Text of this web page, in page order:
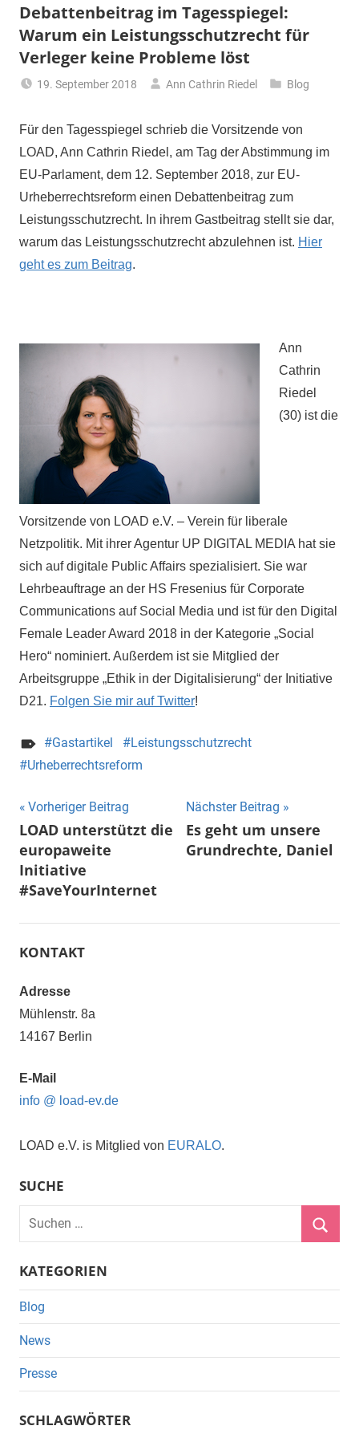
Debattenbeitrag im Tagesspiegel:
Warum ein Leistungsschutzrecht für
Verleger keine Probleme löst
19. September 2018 Ann Cathrin Riedel Blog
Für den Tagesspiegel schrieb die Vorsitzende von
LOAD, Ann Cathrin Riedel, am Tag der Abstimmung im
EU-Parlament, dem 12. September 2018, zur EU-
Urheberrechtsreform einen Debattenbeitrag zum
Leistungsschutzrecht. In ihrem Gastbeitrag stellt sie dar,
warum das Leistungsschutzrecht abzulehnen ist. Hier
geht es zum Beitrag.
Ann
Cathrin
Riedel
(30) ist die
Vorsitzende von LOAD e.V. – Verein für liberale
Netzpolitik. Mit ihrer Agentur UP DIGITAL MEDIA hat sie
sich auf digitale Public Affairs spezialisiert. Sie war
Lehrbeauftrage an der HS Fresenius für Corporate
Communications auf Social Media und ist für den Digital
Female Leader Award 2018 in der Kategorie „Social
Hero“ nominiert. Außerdem ist sie Mitglied der
Arbeitsgruppe „Ethik in der Digitalisierung“ der Initiative
D21. Folgen Sie mir auf Twitter!
Gastartikel
Leistungsschutzrecht
Urheberrechtsreform
Beitragsnavigation
Vorheriger Beitrag
LOAD unterstützt die
europaweite
Initiative
#SaveYourInternet
Nächster Beitrag
Es geht um unsere
Grundrechte, Daniel
KONTAKT
Adresse
Mühlenstr. 8a
14167 Berlin
E-Mail
info @ load-ev.de
LOAD e.V. is Mitglied von EURALO.
SUCHE
Suchen
KATEGORIEN
Blog
News
Presse
SCHLAGWÖRTER